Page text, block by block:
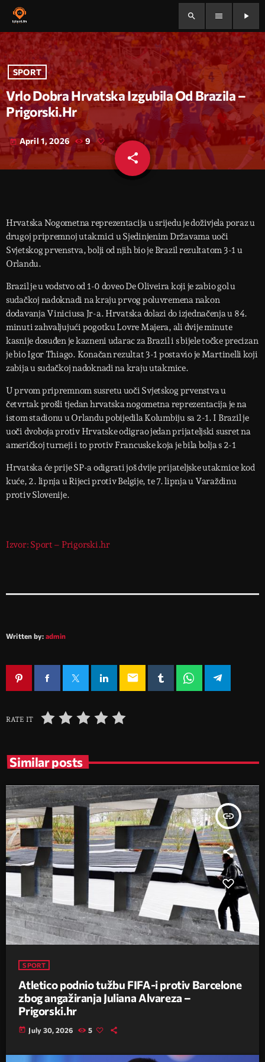
search menu play_arrow
SPORT
Vrlo Dobra Hrvatska Izgubila Od Brazila –
Prigorski.hr
today April 1, 2026 9
share
email
Hrvatska Nogometna reprezentacija u srijedu je doživjela poraz u
drugoj pripremnoj utakmici u Sjedinjenim Državama uoči
Svjetskog prvenstva, bolji od njih bio je Brazil rezultatom 3-1 u
Orlandu.
Brazil je u vodstvo od 1-0 doveo De Oliveira koji je zabio gol u
sudačkoj nadoknadi na kraju prvog poluvremena nakon
dodavanja Viniciusa Jr-a. Hrvatska dolazi do izjednačenja u 84.
minuti zahvaljujući pogotku Lovre Majera, ali dvije minute
kasnije dosuđen je kazneni udarac za Brazil i s bijele točke precizan
je bio Igor Thiago. Konačan rezultat 3-1 postavio je Martinelli koji
zabija u sudačkoj nadoknadi na kraju utakmice.
U prvom pripremnom susretu uoči Svjetskog prvenstva u
četvrtak prošli tjedan hrvatska nogometna reprezentacija je na
istom stadionu u Orlandu pobijedila Kolumbiju sa 2-1. I Brazil je
uoči dvoboja protiv Hrvatske odigrao jedan prijateljski susret na
američkoj turneji i to protiv Francuske koja je bila bolja s 2-1
Hrvatska će prije SP-a odigrati još dvije prijateljske utakmice kod
kuće, 2. lipnja u Rijeci protiv Belgije, te 7. lipnja u Varaždinu
protiv Slovenije.
Izvor: Sport – Prigorski.hr
Written by: admin
email
RATE IT
Similar posts
insert_link
SPORT
Atletico podnio tužbu FIFA-i protiv Barcelone
zbog angažiranja Juliana Alvareza –
Prigorski.hr
today July 30, 2026 5